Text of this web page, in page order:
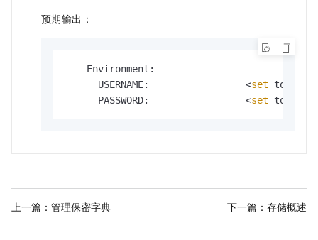
预期输出：
    Environment:
      USERNAME:                 <
set to the
      PASSWORD:                 <
set to the
上一篇： 管理保密字典 下一篇： 存储概述